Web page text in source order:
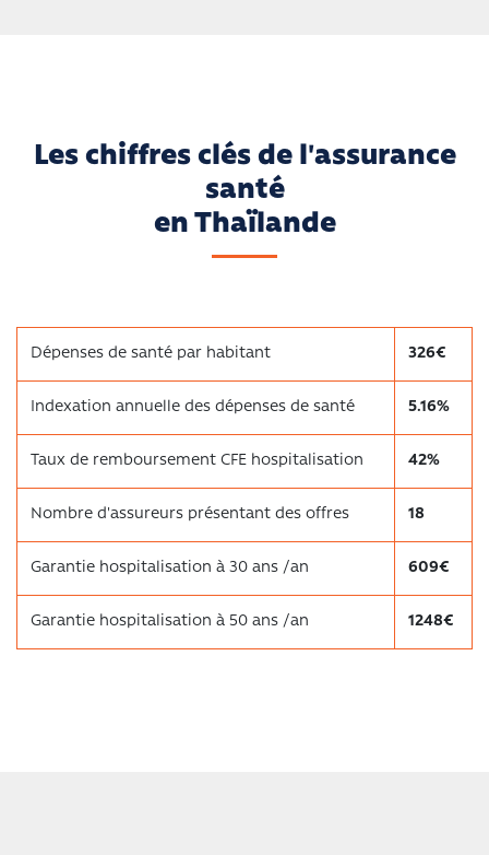
Les chiffres clés de l'assurance
santé
en Thaïlande
Dépenses de santé par habitant 326€
Indexation annuelle des dépenses de santé 5.16%
Taux de remboursement CFE hospitalisation 42%
Nombre d'assureurs présentant des offres 18
Garantie hospitalisation à 30 ans /an 609€
Garantie hospitalisation à 50 ans /an 1248€